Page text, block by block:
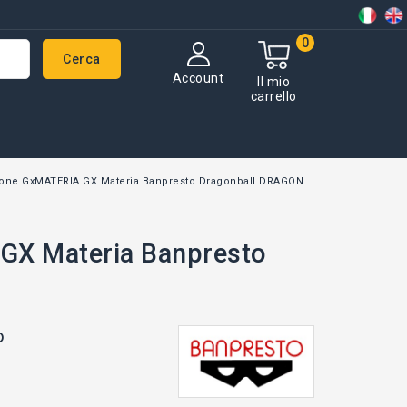
Il mio
carrello
0
Account
Cerca
GxMATERIA GX Materia Banpresto Dragonball DRAGON
Materia Banpresto